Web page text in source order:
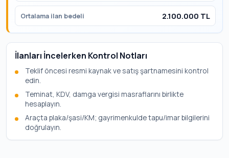
Ortalama ilan bedeli 2.100.000 TL
İlanları İncelerken Kontrol Notları
Teklif öncesi resmi kaynak ve satış şartnamesini kontrol
edin.
Teminat, KDV, damga vergisi masraflarını birlikte
hesaplayın.
Araçta plaka/şasi/KM; gayrimenkulde tapu/imar bilgilerini
doğrulayın.